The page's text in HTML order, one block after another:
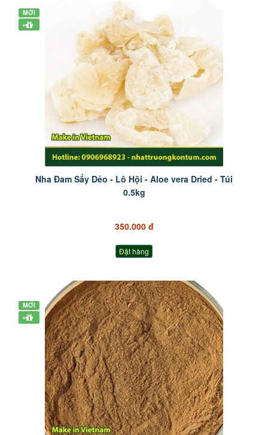
MỚI
+
Nha Đam Sấy Dẻo - Lô Hội - Aloe vera Dried - Túi
0.5kg
350.000 đ
Đặt hàng
MỚI
+